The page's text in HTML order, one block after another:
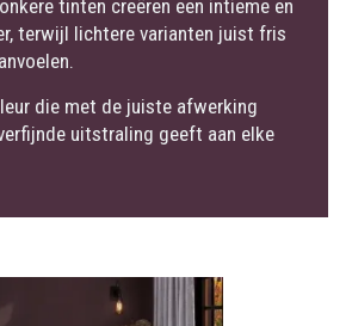
tinten creëren een intieme en
terwijl lichtere varianten juist fris
die met de juiste afwerking
uitstraling geeft aan elke